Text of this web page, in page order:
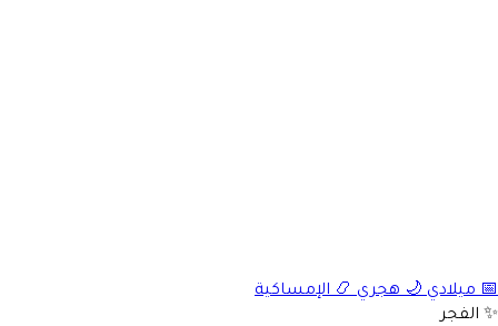
📅 ميلادي 🌙 هجري 📿 الإمساكية
✨ الفجر